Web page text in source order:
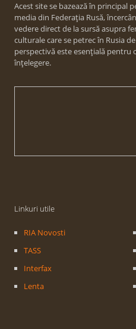
Acest site se bazează în principal
media din Federația Rusă,
vedere direct de la sursă asupra
culturale care se petrec în Rusia
perspectivă este esențială pentru
înțelegere.
Linkuri utile
RIA Novosti
TASS
Interfax
Lenta